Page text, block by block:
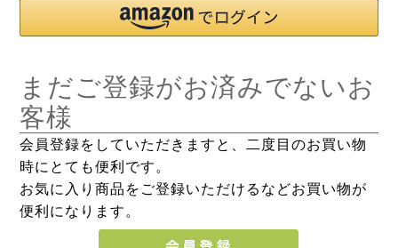
まだご登録がお済みでないお
客様
会員登録をしていただきますと、二度目のお買い物
時にとても便利です。
お気に入り商品をご登録いただけるなどお買い物が
便利になります。